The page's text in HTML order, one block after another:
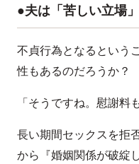
●夫は「苦しい立場
不貞行為となるという
性もあるのだろうか？
「そうですね。慰謝料
長い期間セックスを拒
から『婚姻関係が破綻